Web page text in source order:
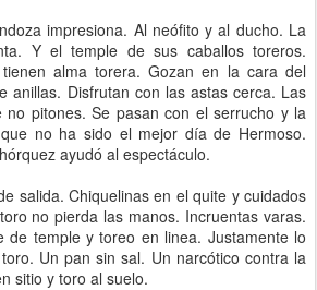
impresiona. Al neófito y al ducho. La
Y el temple de sus caballos toreros.
alma torera. Gozan en la cara del
anillas. Disfrutan con las astas cerca. Las
no pitones. Se pasan con el serrucho y la
no ha sido el mejor día de Hermoso.
ayudó al espectáculo.
salida. Chiquelinas en el quite y cuidados
no pierda las manos. Incruentas varas.
de temple y toreo en linea. Justamente lo
Un pan sin sal. Un narcótico contra la
sitio y toro al suelo.